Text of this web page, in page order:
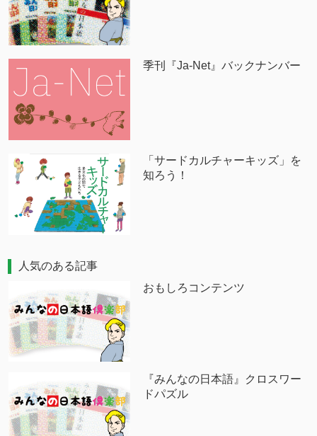
季刊『Ja-Net』バックナンバー
「サードカルチャーキッズ」を
知ろう！
人気のある記事
おもしろコンテンツ
『みんなの日本語』クロスワー
ドパズル